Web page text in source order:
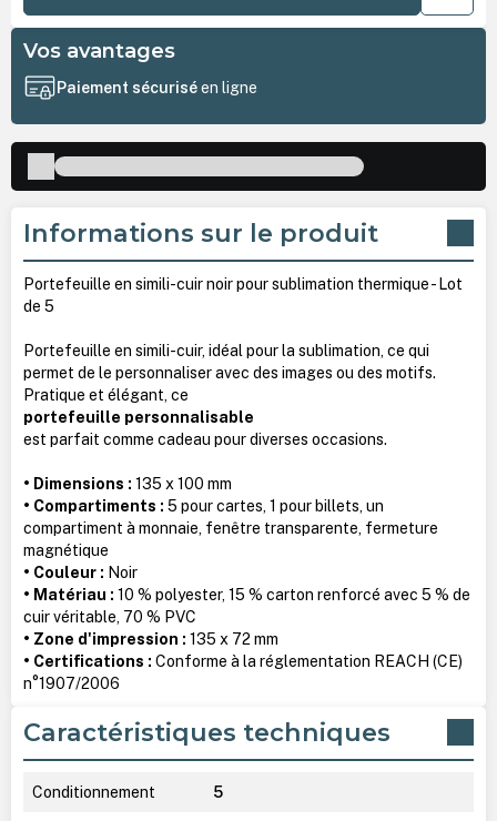
Vos avantages
Paiement sécuriséen ligne
Informations sur le produit
Portefeuille en simili-cuir noir pour sublimation thermique - Lot
de 5
Portefeuille en simili-cuir, idéal pour la sublimation, ce qui
permet de le personnaliser avec des images ou des motifs.
Pratique et élégant, ce
portefeuille personnalisable
est parfait comme cadeau pour diverses occasions.
• Dimensions : 135 x 100 mm
• Compartiments : 5 pour cartes, 1 pour billets, un
compartiment à monnaie, fenêtre transparente, fermeture
magnétique
• Couleur : Noir
• Matériau : 10 % polyester, 15 % carton renforcé avec 5 % de
cuir véritable, 70 % PVC
• Zone d'impression : 135 x 72 mm
• Certifications : Conforme à la réglementation REACH (CE)
n°1907/2006
Caractéristiques techniques
Conditionnement 5